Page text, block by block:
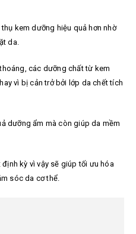
kem dưỡng hiệu quả hơn nhờ
da.
các dưỡng chất từ kem
vì bị cản trở bởi lớp da chết tích
dưỡng ẩm mà còn giúp da mềm
kỳ vì vậy sẽ giúp tối ưu hóa
sóc da cơ thể.